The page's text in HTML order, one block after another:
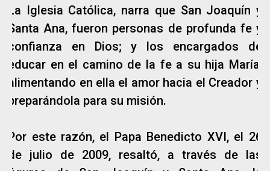
La Iglesia Católica, narra que San Joaquín y
Santa Ana, fueron personas de profunda fe y
confianza en Dios; y los encargados de
educar en el camino de la fe a su hija María,
alimentando en ella el amor hacia el Creador y
preparándola para su misión.
Por este razón, el Papa Benedicto XVI, el 26
de julio de 2009, resaltó, a través de las